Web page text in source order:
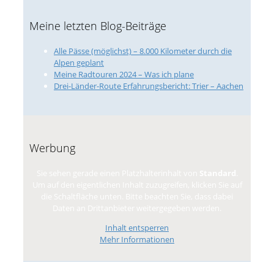
Meine letzten Blog-Beiträge
Alle Pässe (möglichst) – 8.000 Kilometer durch die
Alpen geplant
Meine Radtouren 2024 – Was ich plane
Drei-Länder-Route Erfahrungsbericht: Trier – Aachen
Werbung
Inhalt entsperren
Mehr Informationen